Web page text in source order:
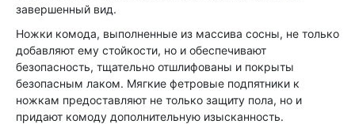
завершенный вид.
Ножки комода, выполненные из массива сосны, не только
добавляют ему стойкости, но и обеспечивают
безопасность, тщательно отшлифованы и покрыты
безопасным лаком. Мягкие фетровые подпятники к
ножкам предоставляют не только защиту пола, но и
придают комоду дополнительную изысканность.